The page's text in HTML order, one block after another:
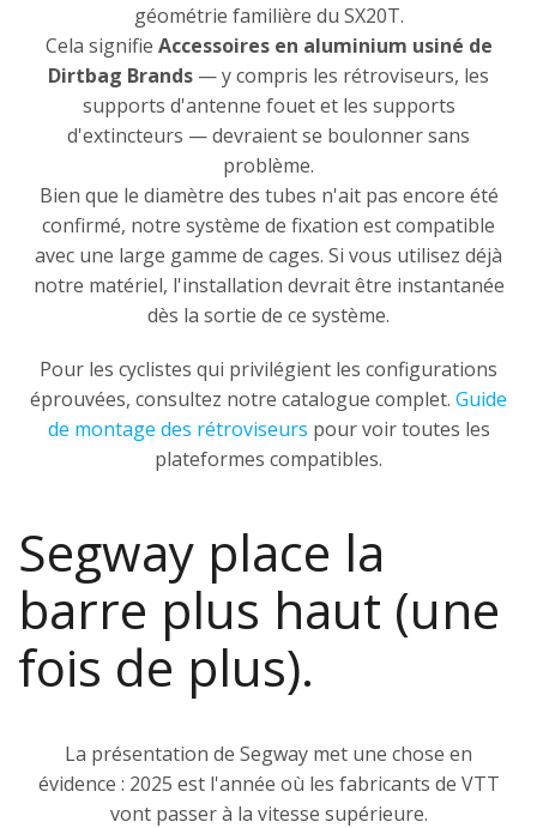
géométrie familière du SX20T.
Cela signifie Accessoires en aluminium usiné de
Dirtbag Brands — y compris les rétroviseurs, les
supports d'antenne fouet et les supports
d'extincteurs — devraient se boulonner sans
problème.
Bien que le diamètre des tubes n'ait pas encore été
confirmé, notre système de fixation est compatible
avec une large gamme de cages. Si vous utilisez déjà
notre matériel, l'installation devrait être instantanée
dès la sortie de ce système.
Pour les cyclistes qui privilégient les configurations
éprouvées, consultez notre catalogue complet. Guide
de montage des rétroviseurs pour voir toutes les
plateformes compatibles.
Segway place la
barre plus haut (une
fois de plus).
La présentation de Segway met une chose en
évidence : 2025 est l'année où les fabricants de VTT
vont passer à la vitesse supérieure.